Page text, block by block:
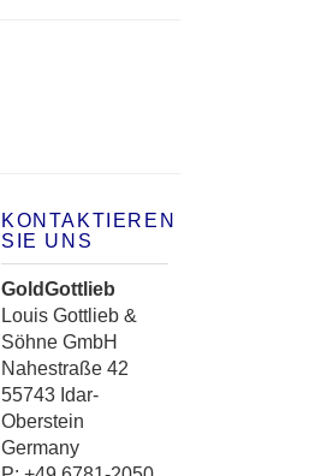
KONTAKTIEREN
SIE UNS
GoldGottlieb
Louis Gottlieb &
Söhne GmbH
Nahestraße 42
55743 Idar-
Oberstein
Germany